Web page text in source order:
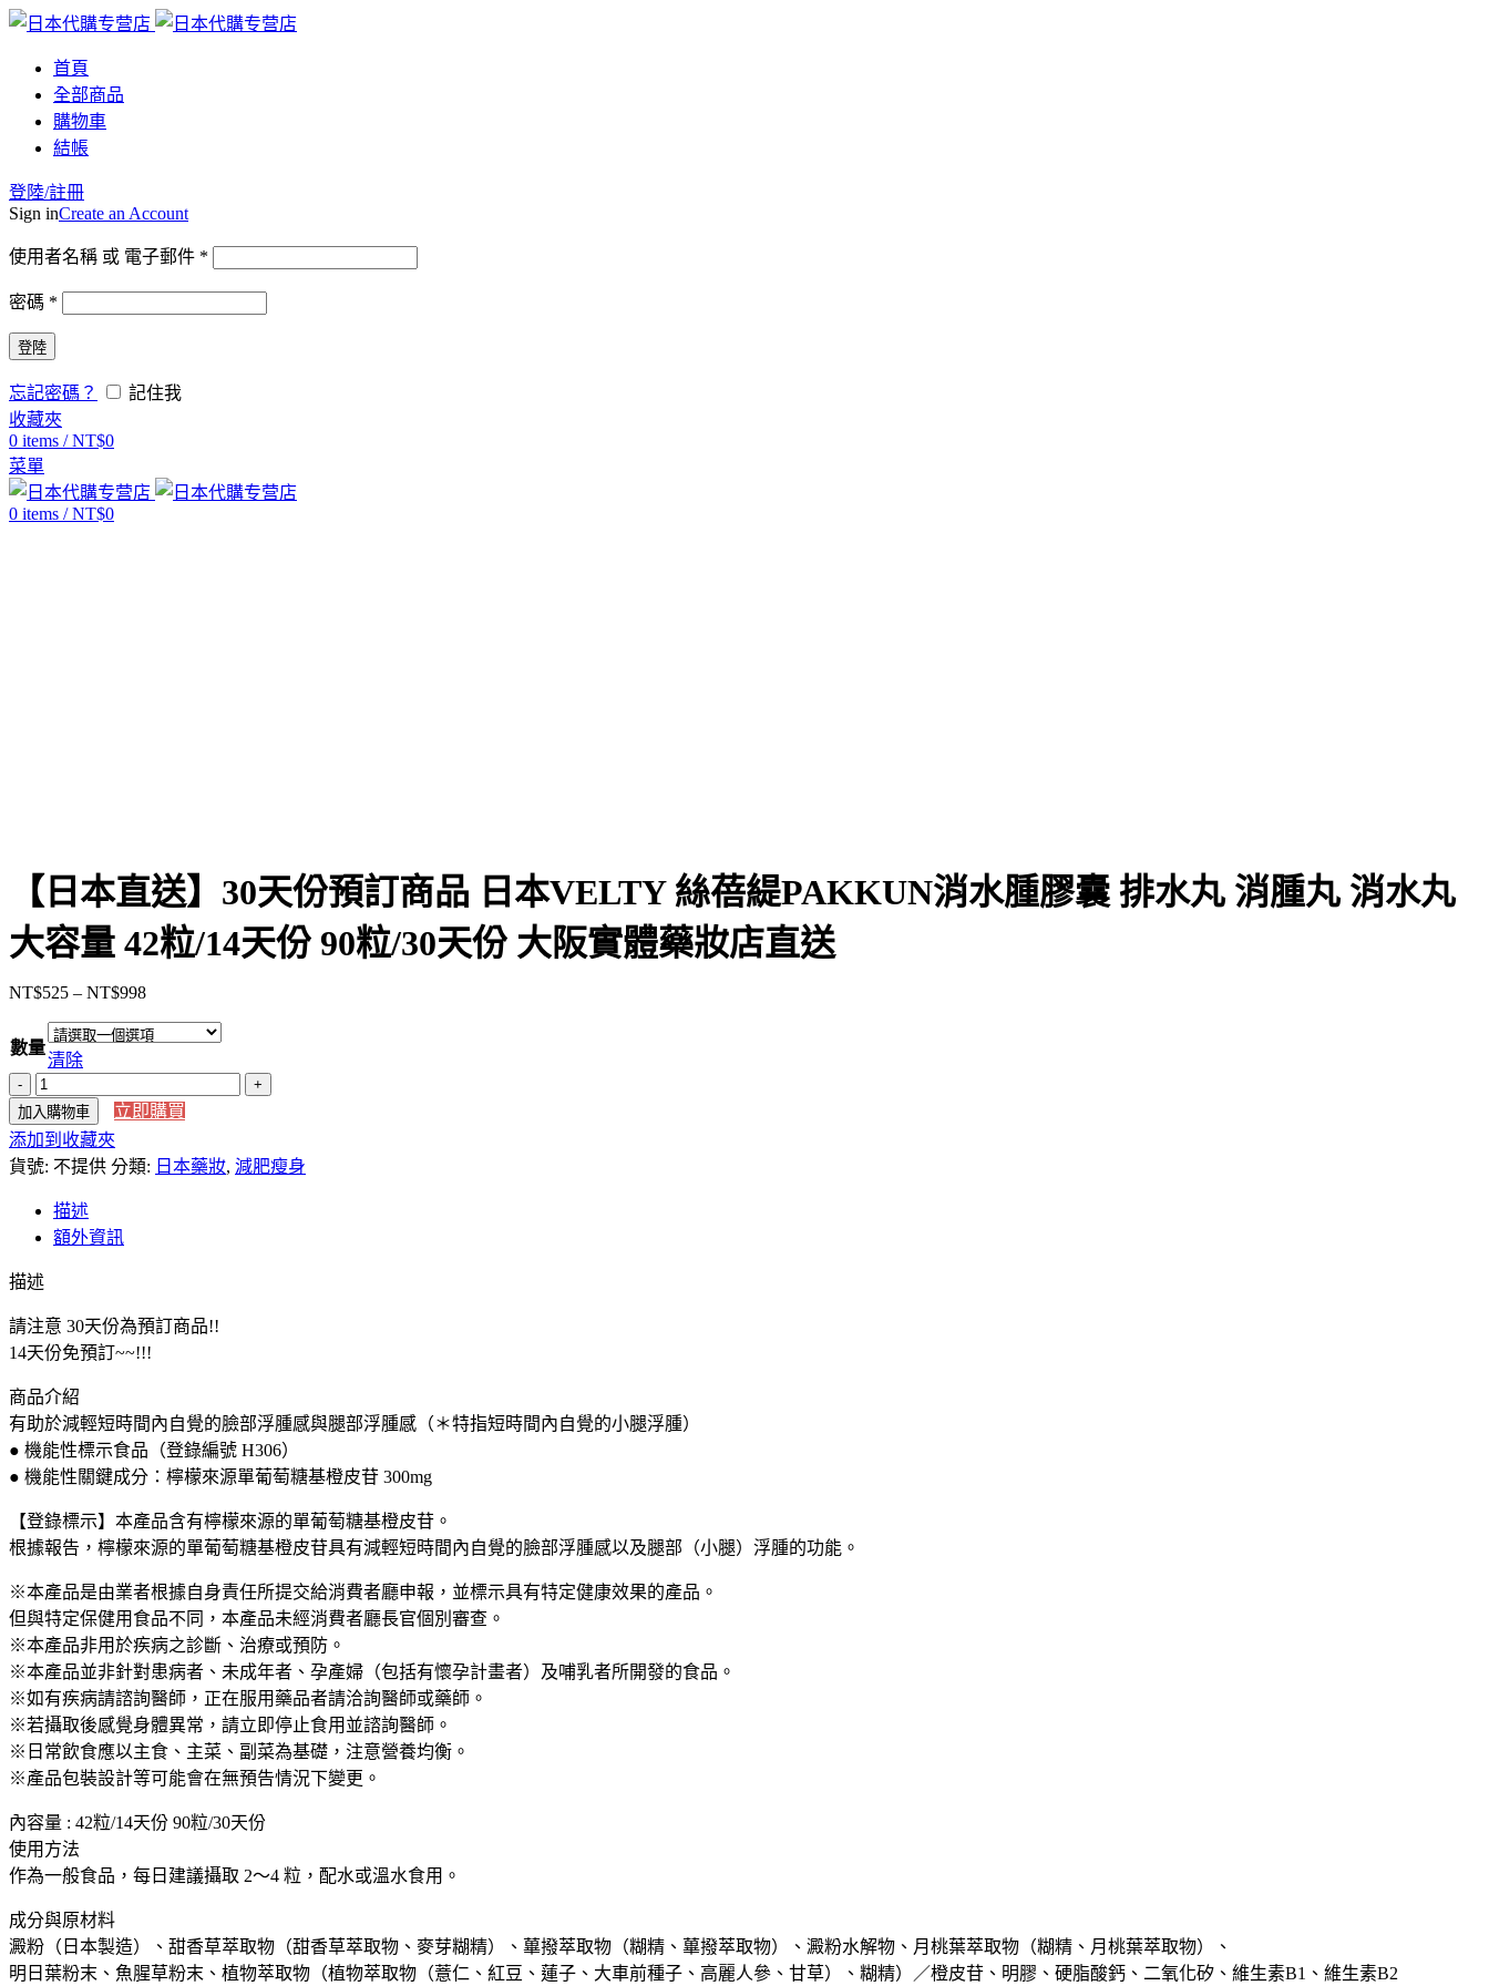
首頁
全部商品
購物車
結帳
登陸/註冊
Sign inCreate an Account
使用者名稱 或 電子郵件 *
密碼 *
登陸
忘記密碼？
記住我
收藏夾
0 items / NT$0
菜單
0 items / NT$0
【日本直送】30天份預訂商品 日本VELTY 絲蓓緹PAKKUN消水腫膠囊 排水丸 消腫丸 消水丸
大容量 42粒/14天份 90粒/30天份 大阪實體藥妝店直送
NT$525 – NT$998價
格
圍：
NT$525
到
數量
清除
【日
本
直
送】
天
份
訂
商
品
本
VELTY
絲
蓓
PAKKUN
消
腫
膠
囊
排
水
丸
消
腫
丸
消
水
大
容
量
加入購物車
立即購買
添加到收藏夾
貨號: 不提供 分類: 日本藥妝, 減肥瘦身
描述
額外資訊
描述
請注意 30天份為預訂商品!!
14天份免預訂~~!!!
商品介紹
有助於減輕短時間內自覺的臉部浮腫感與腿部浮腫感（＊特指短時間內自覺的小腿浮腫）
● 機能性標示食品（登錄編號 H306）
● 機能性關鍵成分：檸檬來源單葡萄糖基橙皮苷 300mg
【登錄標示】本產品含有檸檬來源的單葡萄糖基橙皮苷。
根據報告，檸檬來源的單葡萄糖基橙皮苷具有減輕短時間內自覺的臉部浮腫感以及腿部（小腿）浮腫的功能。
※本產品是由業者根據自身責任所提交給消費者廳申報，並標示具有特定健康效果的產品。
但與特定保健用食品不同，本產品未經消費者廳長官個別審查。
※本產品非用於疾病之診斷、治療或預防。
※本產品並非針對患病者、未成年者、孕產婦（包括有懷孕計畫者）及哺乳者所開發的食品。
※如有疾病請諮詢醫師，正在服用藥品者請洽詢醫師或藥師。
※若攝取後感覺身體異常，請立即停止食用並諮詢醫師。
※日常飲食應以主食、主菜、副菜為基礎，注意營養均衡。
※產品包裝設計等可能會在無預告情況下變更。
內容量 : 42粒/14天份 90粒/30天份
使用方法
作為一般食品，每日建議攝取 2～4 粒，配水或溫水食用。
成分與原材料
澱粉（日本製造）、甜香草萃取物（甜香草萃取物、麥芽糊精）、蓽撥萃取物（糊精、蓽撥萃取物）、澱粉水解物、月桃葉萃取物（糊精、月桃葉萃取物）、
明日葉粉末、魚腥草粉末、植物萃取物（植物萃取物（薏仁、紅豆、蓮子、大車前種子、高麗人參、甘草）、糊精）／橙皮苷、明膠、硬脂酸鈣、二氧化矽、維生素B1、維生素B2